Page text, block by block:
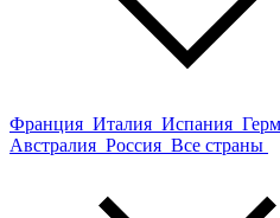
Франция Италия Испания
Австралия Россия Все страны